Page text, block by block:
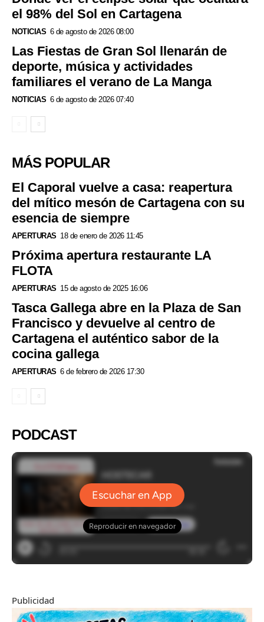
el 98% del Sol en Cartagena
NOTICIAS 6 de agosto de 2026 08:00
Las Fiestas de Gran Sol llenarán de
deporte, música y actividades
familiares el verano de La Manga
NOTICIAS 6 de agosto de 2026 07:40
MÁS POPULAR
El Caporal vuelve a casa: reapertura
del mítico mesón de Cartagena con su
esencia de siempre
APERTURAS 18 de enero de 2026 11:45
Próxima apertura restaurante LA
FLOTA
APERTURAS 15 de agosto de 2025 16:06
Tasca Gallega abre en la Plaza de San
Francisco y devuelve al centro de
Cartagena el auténtico sabor de la
cocina gallega
APERTURAS 6 de febrero de 2026 17:30
PODCAST
Publicidad